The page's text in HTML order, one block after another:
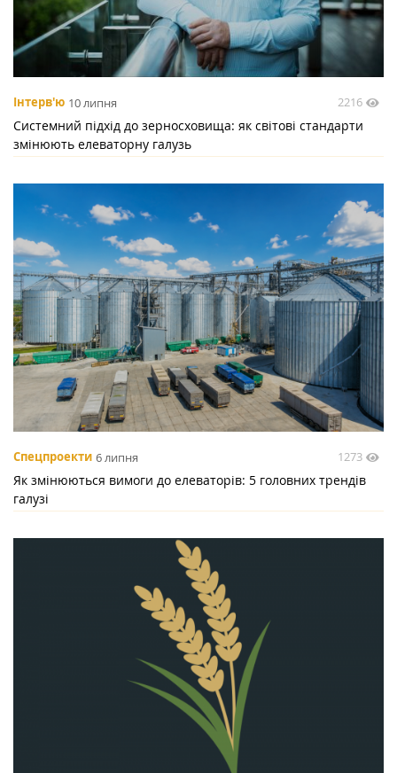
Інтерв'ю 10 липня 2216
Системний підхід до зерносховища: як світові стандарти
змінюють елеваторну галузь
Спецпроекти 6 липня 1273
Як змінюються вимоги до елеваторів: 5 головних трендів
галузі